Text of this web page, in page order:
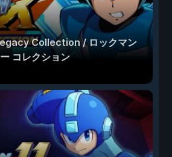
Collection / ロックマン
コレクション